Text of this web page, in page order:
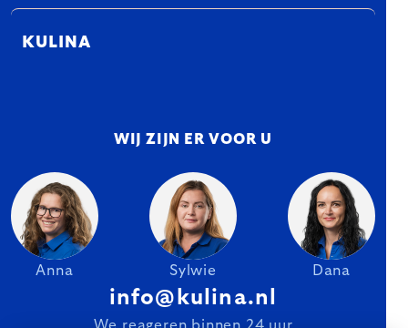
KULINA
WIJ ZIJN ER VOOR U
Anna Sylwie Dana
info@kulina.nl